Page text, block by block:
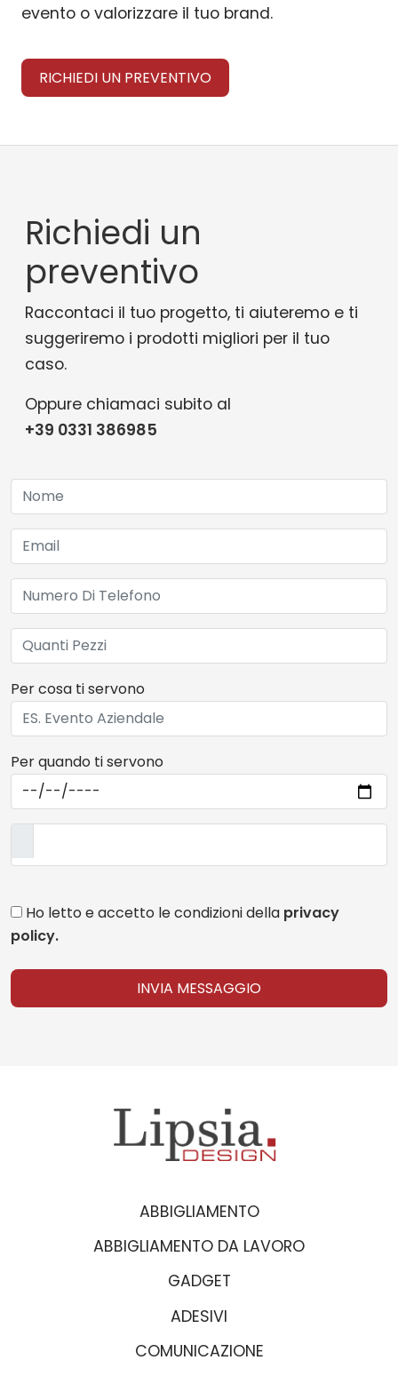
evento o valorizzare il tuo brand.
RICHIEDI UN PREVENTIVO
Richiedi un
preventivo
Raccontaci il tuo progetto, ti aiuteremo e ti
suggeriremo i prodotti migliori per il tuo
caso.
Oppure chiamaci subito al
+39 0331 386985
Per cosa ti servono
Per quando ti servono
Ho letto e accetto le condizioni della privacy
policy.
INVIA MESSAGGIO
ABBIGLIAMENTO
ABBIGLIAMENTO DA LAVORO
GADGET
ADESIVI
COMUNICAZIONE